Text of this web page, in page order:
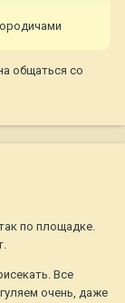
общаться со
по площадке.
Все
очень, даже